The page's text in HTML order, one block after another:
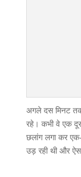
अगले दस मिनट
रहे। कभी वे एक
छलांग लगा कर
उड़ रही थी और